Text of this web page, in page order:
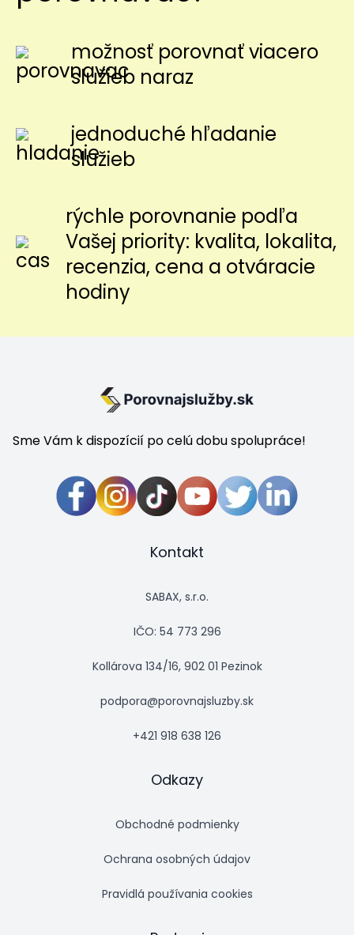
možnosť porovnať viacero
služieb naraz
jednoduché hľadanie
služieb
rýchle porovnanie podľa
Vašej priority: kvalita, lokalita,
recenzia, cena a otváracie
hodiny
Sme Vám k dispozícií po celú dobu spolupráce!
Kontakt
SABAX, s.r.o.
IČO: 54 773 296
Kollárova 134/16, 902 01 Pezinok
podpora@porovnajsluzby.sk
+421 918 638 126
Odkazy
Obchodné podmienky
Ochrana osobných údajov
Pravidlá používania cookies